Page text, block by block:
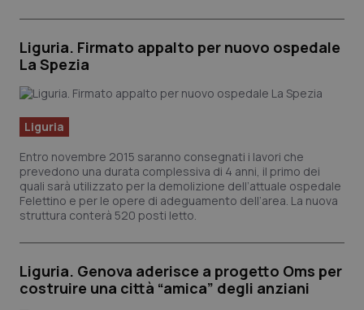
Liguria. Firmato appalto per nuovo ospedale
La Spezia
Liguria
Entro novembre 2015 saranno consegnati i lavori che
prevedono una durata complessiva di 4 anni, il primo dei
quali sarà utilizzato per la demolizione dell’attuale ospedale
Felettino e per le opere di adeguamento dell’area. La nuova
struttura conterà 520 posti letto.
Liguria. Genova aderisce a progetto Oms per
costruire una città “amica” degli anziani